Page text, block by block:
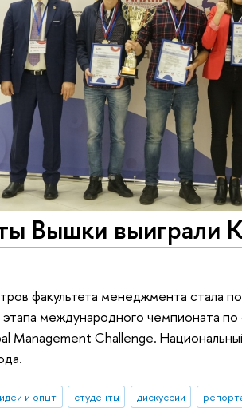
Вышки выиграли
факультета менеджмента стала
этапа международного чемпионата
Management Challenge.
идеи и опыт студенты дискуссии